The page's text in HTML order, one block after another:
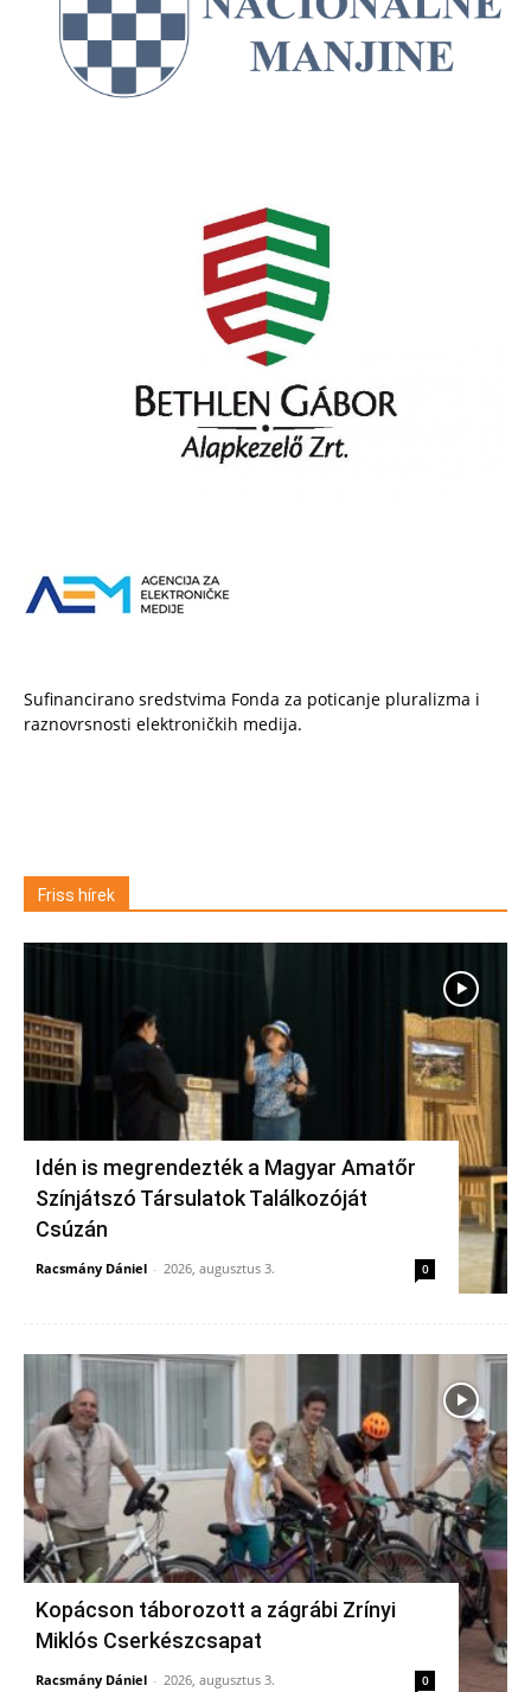
Sufinancirano sredstvima Fonda za poticanje pluralizma i
raznovrsnosti elektroničkih medija.
Friss hírek
Idén is megrendezték a Magyar Amatőr
Színjátszó Társulatok Találkozóját
Csúzán
Racsmány Dániel - 2026, augusztus 3. 0
Kopácson táborozott a zágrábi Zrínyi
Miklós Cserkészcsapat
Racsmány Dániel - 2026, augusztus 3. 0